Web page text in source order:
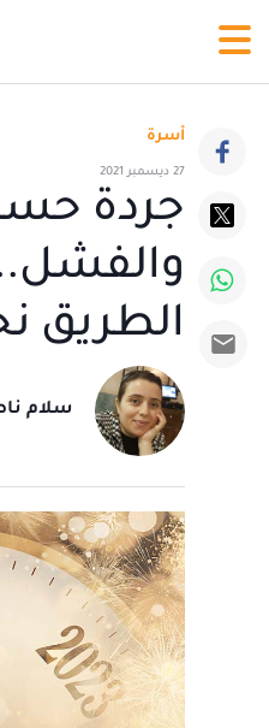
أسرة
27 ديسمبر 2021
جردة
الطريق نحو
سلام